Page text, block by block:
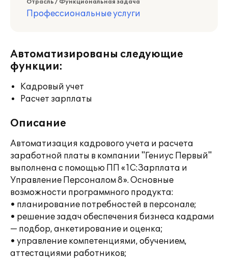
Отрасль / Функциональная задача
Профессиональные услуги
Автоматизированы следующие
функции:
Кадровый учет
Расчет зарплаты
Описание
Автоматизация кадрового учета и расчета
заработной платы в компании "Гениус Первый"
выполнена с помощью ПП «1С:Зарплата и
Управление Персоналом 8». Основные
возможности программного продукта:
• планирование потребностей в персонале;
• решение задач обеспечения бизнеса кадрами
— подбор, анкетирование и оценка;
• управление компетенциями, обучением,
аттестациями работников;